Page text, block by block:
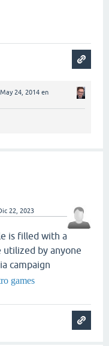
May 24, 2014 en
22, 2023
is filled with a
by anyone
campaign
games